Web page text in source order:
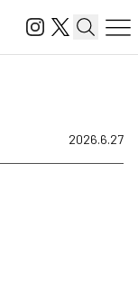
2026.6.27